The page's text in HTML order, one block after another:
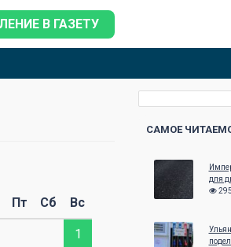
В ГАЗЕТУ
Пт Сб Вс
1
Май 2018
Вт Ср
1 2 3
САМОЕ
для